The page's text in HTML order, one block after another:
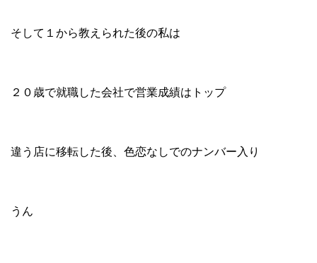
そして１から教えられた後の私は
２０歳で就職した会社で営業成績はトップ
違う店に移転した後、色恋なしでのナンバー入り
うん